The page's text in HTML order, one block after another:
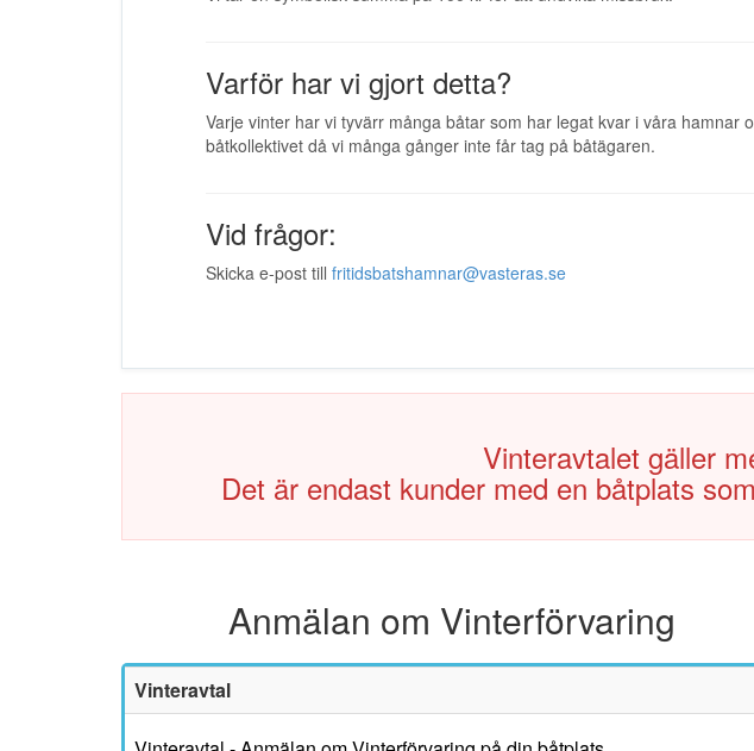
Varför har vi gjort detta?
Varje vinter har vi tyvärr många båtar som har legat kvar i våra
båtkollektivet då vi många gånger inte får tag på båtägaren.
Vid frågor:
Skicka e-post till fritidsbatshamnar@vasteras.se
Vinteravtalet gäller
Det är endast kunder med en båtplats
Anmälan om Vinterförvaring
Vinteravtal